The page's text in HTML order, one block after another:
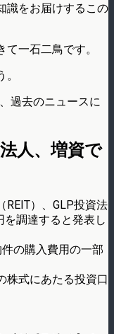
識をお届けするこの
一石二鳥です。
過去のニュースに
人、増資で
REIT）、GLP投資法
を調達すると発表し
の購入費用の一部
株式にあたる投資口